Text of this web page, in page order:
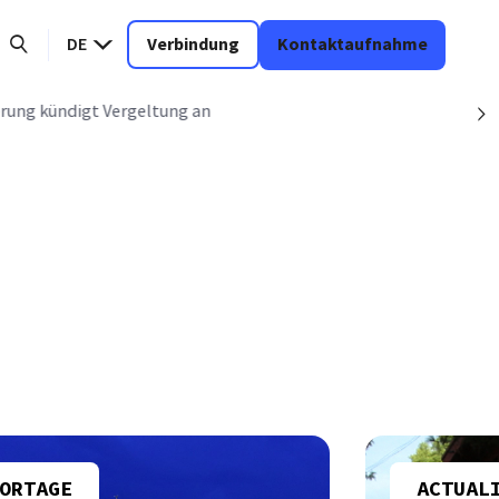
DE Verbindung Kontaktaufnahme
kündigt Vergeltung an